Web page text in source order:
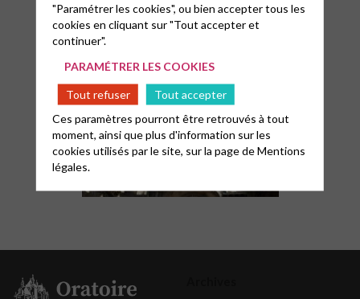
"Paramétrer les cookies", ou bien accepter tous les
cookies en cliquant sur "Tout accepter et
continuer".
PARAMÉTRER LES COOKIES
Tout refuser
Tout accepter
Ces paramètres pourront être retrouvés à tout
moment, ainsi que plus d'information sur les
cookies utilisés par le site, sur la page deMentions
légales.